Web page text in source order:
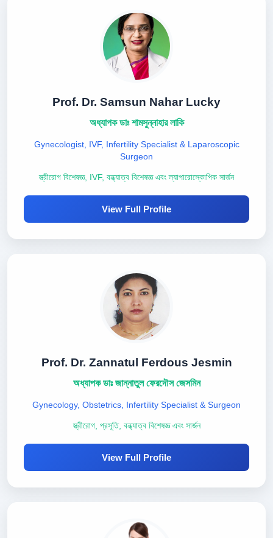
Prof. Dr. Samsun Nahar Lucky
অধ্যাপক ডাঃ শামসুন্নাহার লাকি
Gynecologist, IVF, Infertility Specialist & Laparoscopic
Surgeon
স্ত্রীরোগ বিশেষজ্ঞ, IVF, বন্ধ্যাত্ব বিশেষজ্ঞ এবং ল্যাপারোস্কোপিক সার্জন
View Full Profile
Prof. Dr. Zannatul Ferdous Jesmin
অধ্যাপক ডাঃ জান্নাতুল ফেরদৌস জেসমিন
Gynecology, Obstetrics, Infertility Specialist & Surgeon
স্ত্রীরোগ, প্রসূতি, বন্ধ্যাত্ব বিশেষজ্ঞ এবং সার্জন
View Full Profile